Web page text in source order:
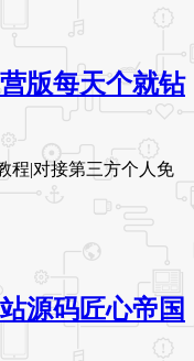
版每天个就钻
程|对接第三方个人免
源码匠心帝国